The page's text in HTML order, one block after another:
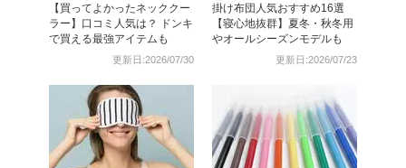
【買ってよかったネッククー
ラー】口コミ人気は？ ドンキ
で買える最強アイテムも
更新日:2026/07/30
掛け布団人気おすすめ16選
【寝心地抜群】夏冬・秋冬用
やオールシーズンモデルも
更新日:2026/07/23